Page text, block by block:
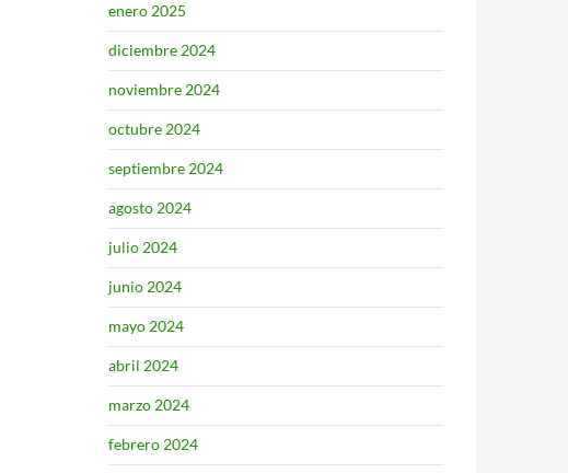
enero 2025
diciembre 2024
noviembre 2024
octubre 2024
septiembre 2024
agosto 2024
julio 2024
junio 2024
mayo 2024
abril 2024
marzo 2024
febrero 2024